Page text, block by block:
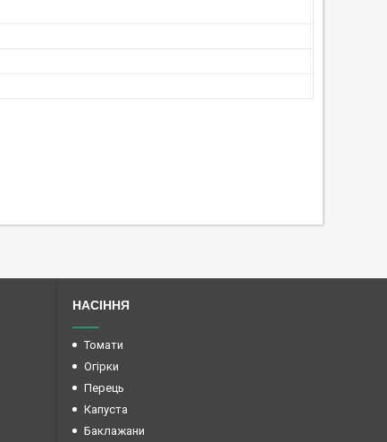
НАСІННЯ
Томати
Огірки
Перець
Капуста
Баклажани